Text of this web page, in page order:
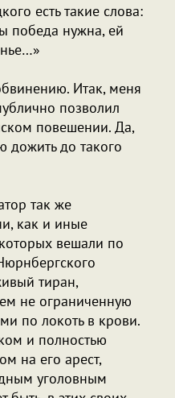
есть такие слова:
победа нужна, ей
Итак, меня
позволил
повешении. Да,
дожить до такого
так же
как и иные
вешали по
тиран,
не ограниченную
по локоть в крови.
и полностью
на его арест,
уголовным